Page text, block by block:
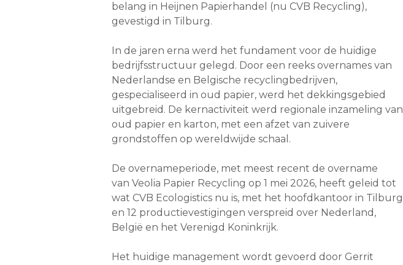
belang in Heijnen Papierhandel (nu CVB Recycling),
gevestigd in Tilburg.
In de jaren erna werd het fundament voor de huidige
bedrijfsstructuur gelegd. Door een reeks overnames van
Nederlandse en Belgische recyclingbedrijven,
gespecialiseerd in oud papier, werd het dekkingsgebied
uitgebreid. De kernactiviteit werd regionale inzameling van
oud papier en karton, met een afzet van zuivere
grondstoffen op wereldwijde schaal.
De overnameperiode, met meest recent de overname
van Veolia Papier Recycling op 1 mei 2026, heeft geleid tot
wat CVB Ecologistics nu is, met het hoofdkantoor in Tilburg
en 12 productievestigingen verspreid over Nederland,
België en het Verenigd Koninkrijk.
Het huidige management wordt gevoerd door Gerrit